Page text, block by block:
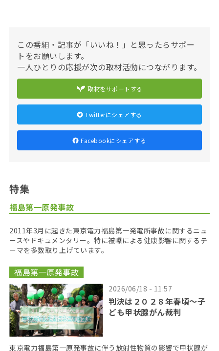
この番組・記事が「いいね！」と思ったらサポー
トをお願いします。
一人ひとりの応援が次の取材活動につながります。
取材をサポートする
Twitterにシェアする
Facebookにシェアする
特集
福島第一原発事故
2011年3月に起きた東京電力福島第一発電所事故に関するニュ
ースやドキュメンタリー。特に被曝による健康影響に関するテ
ーマを多数取り上げています。
福島第一原発事故
2026/06/18 - 11:57
判決は２０２８年春頃〜子
ども甲状腺がん裁判
東京電力福島第一原発事故に伴う放射性物質の影響で甲状腺が